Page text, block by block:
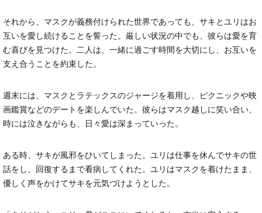
それから、マスクが義務付けられた世界であっても、サキとユリはお
互いを愛し続けることを誓った。厳しい状況の中でも、彼らは愛を育
む喜びを見つけた。二人は、一緒に過ごす時間を大切にし、お互いを
支え合うことを約束した。
週末には、マスクとラテックスのジャージを着用し、ピクニックや映
画鑑賞などのデートを楽しんでいた。彼らはマスク越しに笑い合い、
時には泣きながらも、日々愛は深まっていった。
ある時、サキが風邪をひいてしまった。ユリは仕事を休んでサキの世
話をし、回復するまで看病してくれた。ユリはマスクを着けたまま、
優しく声をかけてサキを元気づけようとした。